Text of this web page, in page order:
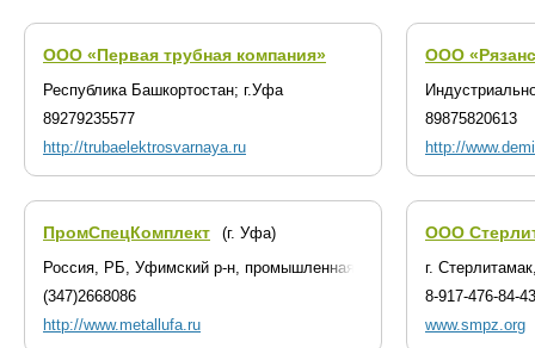
ООО «Первая трубная компания»
Республика Башкортостан; г.Уфа
89279235577
http://trubaelektrosvarnaya.ru
ООО
89875820613
http://
ПромСпецКомплект
(г. Уфа)
Россия, РБ, Уфимский р-н, промышленная зона Уршак
(347)2668086
http://www.metallufa.ru
ООО
г.
8-917-476-84-43
www.smpz.org